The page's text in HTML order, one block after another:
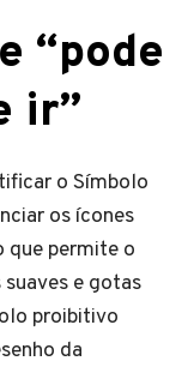
“pode
ir”
o Símbolo
os ícones
que permite o
e gotas
proibitivo
da